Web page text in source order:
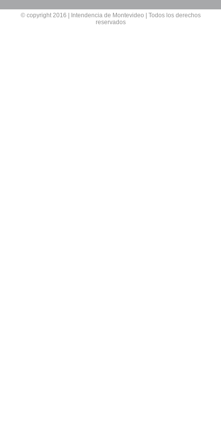
© copyright 2016 | Intendencia de Montevideo | Todos los derechos
reservados